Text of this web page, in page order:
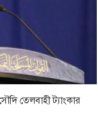
তেলবাহী ট্যাংকার